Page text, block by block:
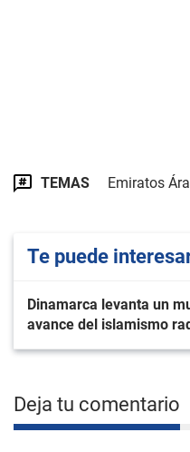
TEMAS Emiratos
Te puede
Dinamarca levanta un
avance del islamismo
Deja tu comentario